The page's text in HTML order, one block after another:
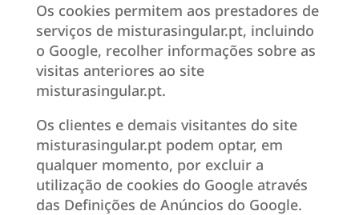
Os cookies permitem aos prestadores de
serviços de misturasingular.pt, incluindo
o Google, recolher informações sobre as
visitas anteriores ao site
misturasingular.pt.
Os clientes e demais visitantes do site
misturasingular.pt podem optar, em
qualquer momento, por excluir a
utilização de cookies do Google através
das Definições de Anúncios do Google.